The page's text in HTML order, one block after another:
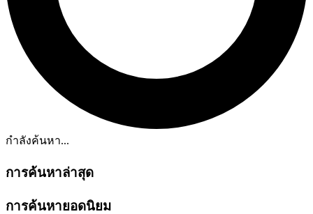
กำลังค้นหา...
การค้นหาล่าสุด
การค้นหายอดนิยม